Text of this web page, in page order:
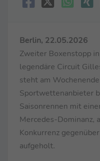
Berlin, 22.05.2026
Zweiter Boxenstopp
legendäre Circuit
steht am
Sportwettenanbieter
Saisonrennen mit
Mercedes-Dominanz,
Konkurrenz
aufgeholt.